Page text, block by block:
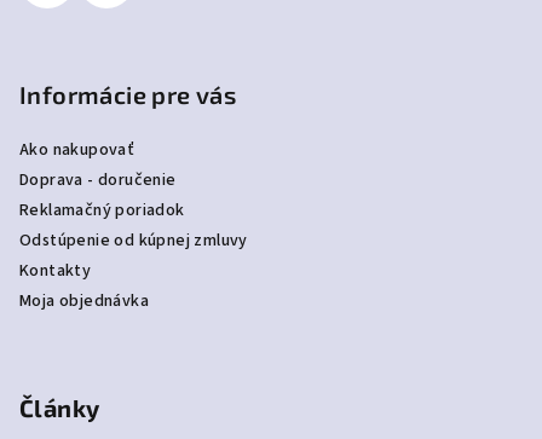
Informácie pre vás
Ako nakupovať
Doprava - doručenie
Reklamačný poriadok
Odstúpenie od kúpnej zmluvy
Kontakty
Moja objednávka
Články